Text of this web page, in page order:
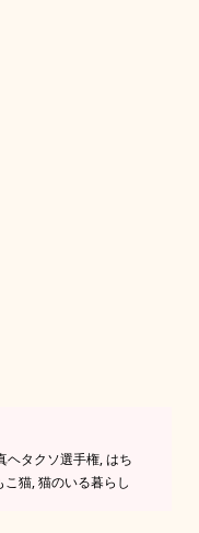
ヘタクソ選手権,はち
こ猫,猫のいる暮らし